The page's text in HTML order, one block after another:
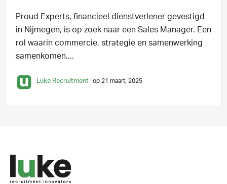
Proud Experts, financieel dienstverlener gevestigd
in Nijmegen, is op zoek naar een Sales Manager. Een
rol waarin commercie, strategie en samenwerking
samenkomen....
Luke Recruitment op 21 maart, 2025